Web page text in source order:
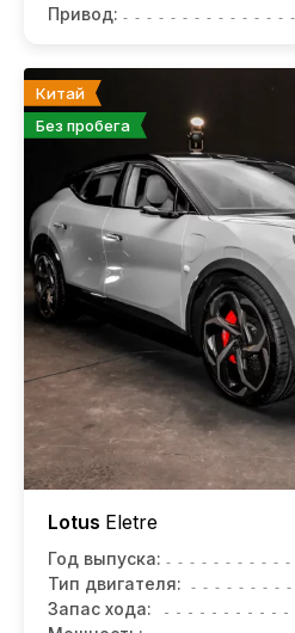
Привод:
Китай
Без пробега
Lotus Eletre
Год выпуска:
Тип двигателя:
Запас хода: